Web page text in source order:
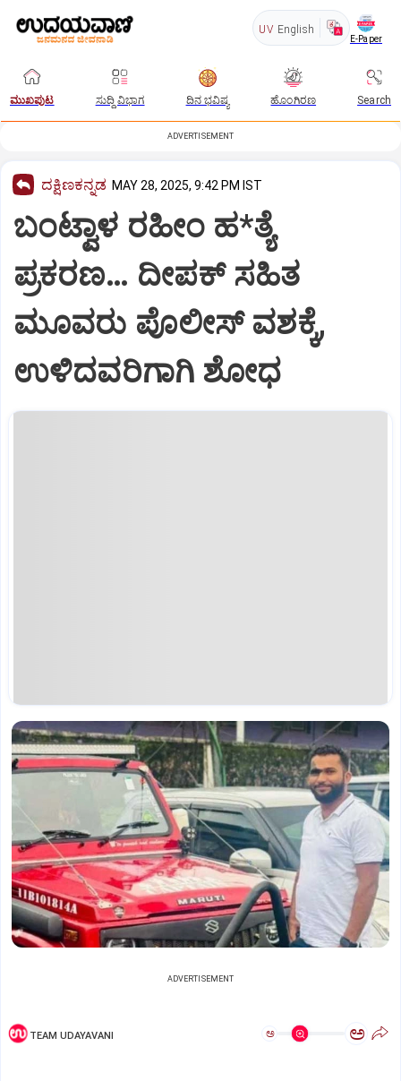
UV English
E-Paper
ಮುಖಪುಟ ಸುದ್ದಿ ವಿಭಾಗ ದಿನ ಭವಿಷ್ಯ ಹೊಂಗಿರಣ Search
ADVERTISEMENT
ದಕ್ಷಿಣಕನ್ನಡ MAY 28, 2025, 9:42 PM IST
ಬಂಟ್ವಾಳ ರಹೀಂ ಹ*ತ್ಯೆ
ಪ್ರಕರಣ… ದೀಪಕ್‌ ಸಹಿತ
ಮೂವರು ಪೊಲೀಸ್ ವಶಕ್ಕೆ,
ಉಳಿದವರಿಗಾಗಿ ಶೋಧ
ADVERTISEMENT
TEAM UDAYAVANI ಅ ಅ